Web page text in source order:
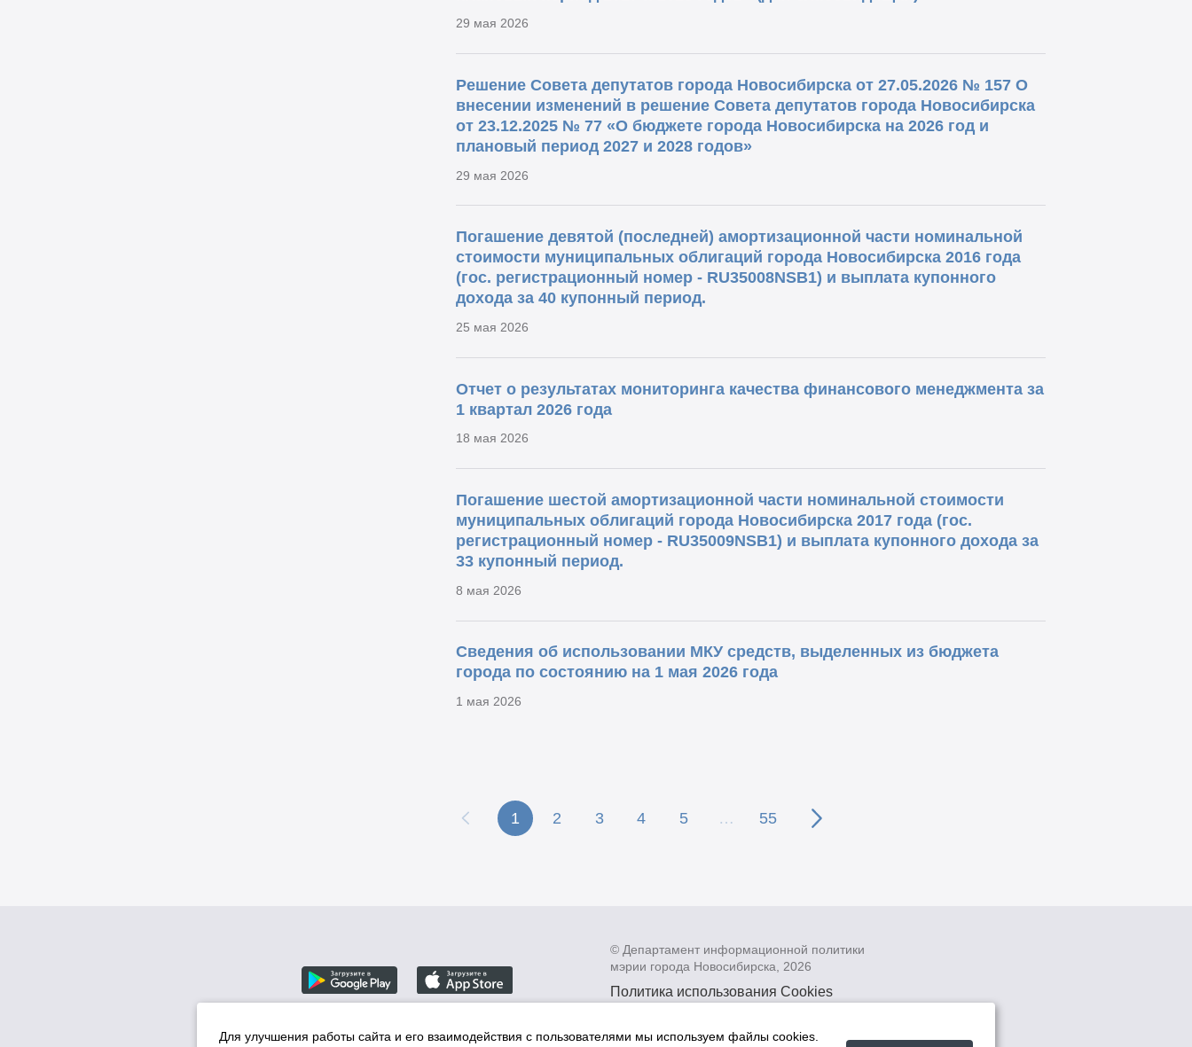
29 мая 2026
Решение Совета депутатов города Новосибирска от 27.05.2026 № 157 О
внесении изменений в решение Совета депутатов города Новосибирска
от 23.12.2025 № 77 «О бюджете города Новосибирска на 2026 год и
плановый период 2027 и 2028 годов»
29 мая 2026
Погашение девятой (последней) амортизационной части номинальной
стоимости муниципальных облигаций города Новосибирска 2016 года
(гос. регистрационный номер - RU35008NSB1) и выплата купонного
дохода за 40 купонный период.
25 мая 2026
Отчет о результатах мониторинга качества финансового менеджмента за
1 квартал 2026 года
18 мая 2026
Погашение шестой амортизационной части номинальной стоимости
муниципальных облигаций города Новосибирска 2017 года (гос.
регистрационный номер - RU35009NSB1) и выплата купонного дохода за
33 купонный период.
8 мая 2026
Сведения об использовании МКУ средств, выделенных из бюджета
города по состоянию на 1 мая 2026 года
1 мая 2026
1 2 3 4 5 … 55
© Департамент информационной политики
мэрии города Новосибирска, 2026
Политика использования Cookies
данных в информационных системах
Для улучшения работы сайта и его взаимодействия с пользователями мы используем файлы cookies.